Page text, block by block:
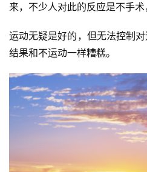
来，不少人对此的反应是不手术
运动无疑是好的，但无法控制
结果和不运动一样糟糕。